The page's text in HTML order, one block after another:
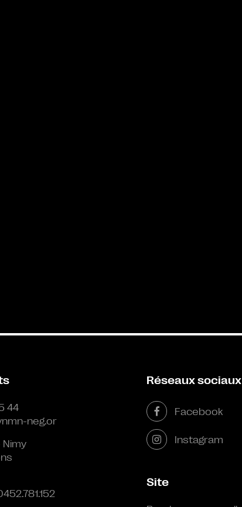
44
neg.or
Nimy
Réseaux sociaux
Facebook
Instagram
Site